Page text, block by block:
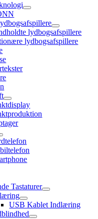
lydbogsafspillere
lydbogsafspillere
Tastaturer
USB Kablet Indlæring